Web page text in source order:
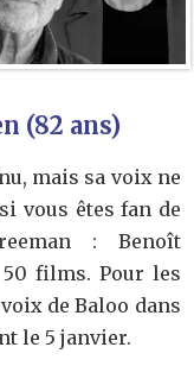
(82 ans)
mais sa voix ne
vous êtes fan de
: Benoît
films. Pour les
de Baloo dans
le 5 janvier.